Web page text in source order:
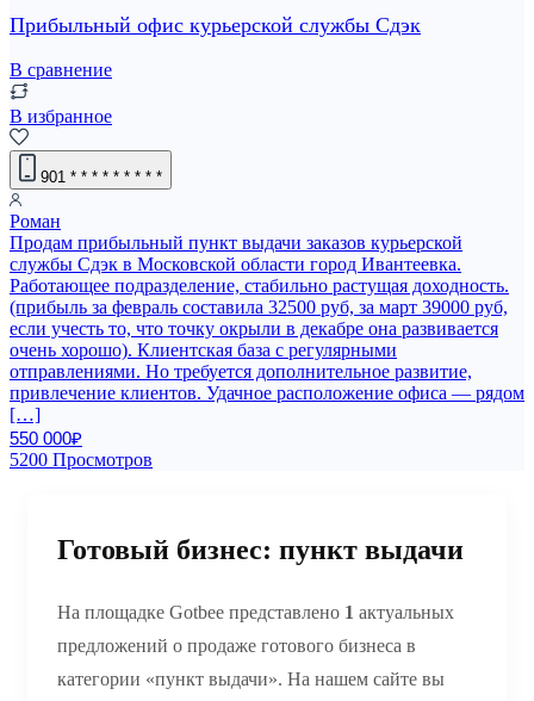
Прибыльный офис курьерской службы Сдэк
В сравнение
В избранное
901 * * * * * * * * *
Роман
Продам прибыльный пункт выдачи заказов курьерской
службы Сдэк в Московской области город Ивантеевка.
Работающее подразделение, стабильно растущая доходность.
(прибыль за февраль составила 32500 руб, за март 39000 руб,
если учесть то, что точку окрыли в декабре она развивается
очень хорошо). Клиентская база с регулярными
отправлениями. Но требуется дополнительное развитие,
привлечение клиентов. Удачное расположение офиса — рядом
[…]
550 000₽
5200 Просмотров
Готовый бизнес: пункт выдачи
На площадке Gotbee представлено 1 актуальных
предложений о продаже готового бизнеса в
категории «пункт выдачи». На нашем сайте вы